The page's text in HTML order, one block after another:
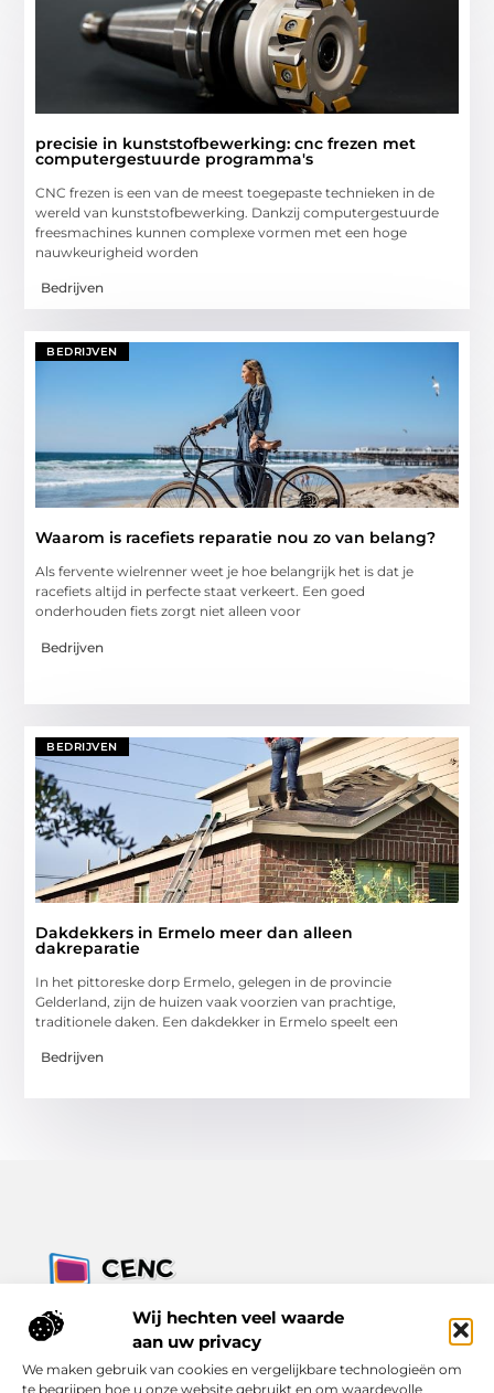
Wij hechten veel waarde
aan uw privacy
We maken gebruik van cookies en vergelijkbare technologieën om
te begrijpen hoe u onze website gebruikt en om waardevolle
precisie in kunststofbewerking: cnc frezen met
computergestuurde programma's
CNC frezen is een van de meest toegepaste technieken in de
wereld van kunststofbewerking. Dankzij computergestuurde
freesmachines kunnen complexe vormen met een hoge
nauwkeurigheid worden
Bedrijven
BEDRIJVEN
Waarom is racefiets reparatie nou zo van belang?
Als fervente wielrenner weet je hoe belangrijk het is dat je
racefiets altijd in perfecte staat verkeert. Een goed
onderhouden fiets zorgt niet alleen voor
Bedrijven
BEDRIJVEN
Dakdekkers in Ermelo meer dan alleen
dakreparatie
In het pittoreske dorp Ermelo, gelegen in de provincie
Gelderland, zijn de huizen vaak voorzien van prachtige,
traditionele daken. Een dakdekker in Ermelo speelt een
Bedrijven
Jouw bron voor inzichten, tips en nieuws uit de digitale
Ontdek alles wat je moet weten over het dagelijks leven, met
een focus op praktische adviezen en actuele trends.